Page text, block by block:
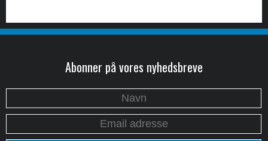
Abonner på vores nyhedsbreve